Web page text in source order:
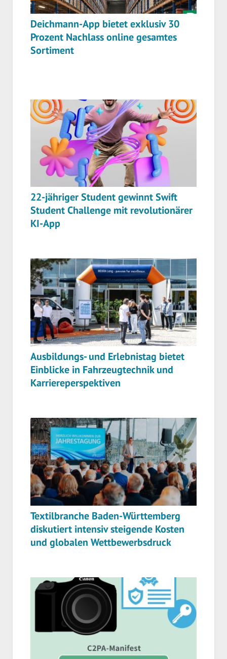
Deichmann-App bietet exklusiv 30
Prozent Nachlass online gesamtes
Sortiment
22-jähriger Student gewinnt Swift
Student Challenge mit revolutionärer
KI-App
Ausbildungs- und Erlebnistag bietet
Einblicke in Fahrzeugtechnik und
Karriereperspektiven
Textilbranche Baden-Württemberg
diskutiert intensiv steigende Kosten
und globalen Wettbewerbsdruck